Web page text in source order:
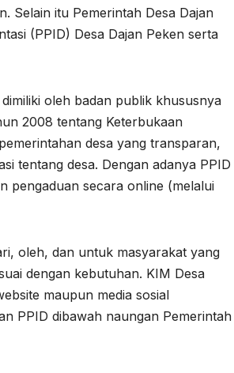
Selain itu Pemerintah Desa Dajan
(PPID) Desa Dajan Peken serta
oleh badan publik khususnya
2008 tentang Keterbukaan
desa yang transparan,
tentang desa. Dengan adanya PPID
pengaduan secara online (melalui
oleh, dan untuk masyarakat yang
dengan kebutuhan. KIM Desa
maupun media sosial
PPID dibawah naungan Pemerintah